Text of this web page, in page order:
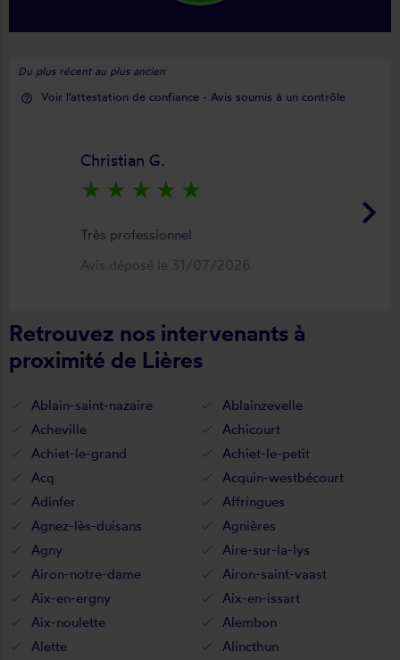
Du plus récent au plus ancien
help_outline Voir l'attestation de confiance - Avis soumis à un contrôle
keyboard_arrow_right
Christian G.
star_rate star_rate star_rate star_rate star_rate
Très professionnel
Avis déposé le 31/07/2026
Retrouvez nos intervenants à
proximité de Lières
Ablain-saint-nazaire
Ablainzevelle
Acheville
Achicourt
Achiet-le-grand
Achiet-le-petit
Acq
Acquin-westbécourt
Adinfer
Affringues
Agnez-lès-duisans
Agnières
Agny
Aire-sur-la-lys
Airon-notre-dame
Airon-saint-vaast
Aix-en-ergny
Aix-en-issart
Aix-noulette
Alembon
Alette
Alincthun